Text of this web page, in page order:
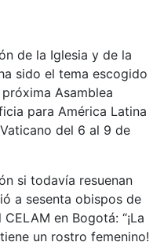
de la Iglesia y de la
sido el tema escogido
Asamblea
para América Latina
del 6 al 9 de
si todavía resuenan
a sesenta obispos de
en Bogotá: “¡La
un rostro femenino!